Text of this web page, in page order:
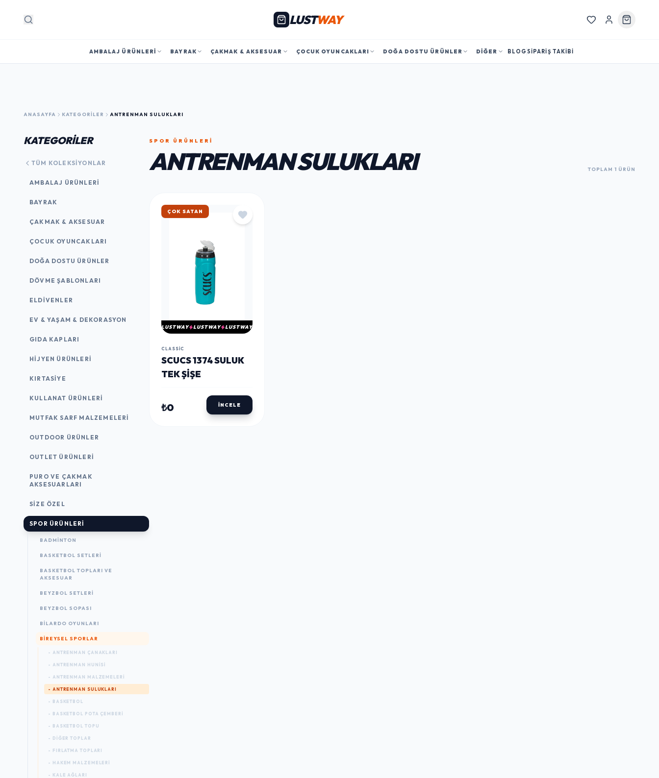
Arama LUSTWAY
AMBALAJ ÜRÜNLERI BAYRAK ÇAKMAK & AKSESUAR ÇOCUK OYUNCAKLARI DOĞA DOSTU ÜRÜNLER DİĞER BLOG SİPARİŞ TAKİBİ
ANASAYFA KATEGORILER ANTRENMAN SULUKLARI
KATEGORİLER
TÜM KOLEKSIYONLAR
AMBALAJ ÜRÜNLERI
BAYRAK
ÇAKMAK & AKSESUAR
ÇOCUK OYUNCAKLARI
DOĞA DOSTU ÜRÜNLER
DÖVME ŞABLONLARI
ELDIVENLER
EV & YAŞAM & DEKORASYON
GIDA KAPLARI
HIJYEN ÜRÜNLERI
KIRTASİYE
KULLANAT ÜRÜNLERI
MUTFAK SARF MALZEMELERI
OUTDOOR ÜRÜNLER
OUTLET ÜRÜNLERI
PURO VE ÇAKMAK
AKSESUARLARI
SIZE ÖZEL
SPOR ÜRÜNLERI
BADMINTON
BASKETBOL SETLERI
BASKETBOL TOPLARI VE
AKSESUAR
BEYZBOL SETLERI
BEYZBOL SOPASI
BILARDO OYUNLARI
BIREYSEL SPORLAR
- ANTRENMAN ÇANAKLARI
- ANTRENMAN HUNISI
- ANTRENMAN MALZEMELERI
- ANTRENMAN SULUKLARI
- BASKETBOL
- BASKETBOL POTA ÇEMBERI
- BASKETBOL TOPU
- DIĞER TOPLAR
- FIRLATMA TOPLARI
- HAKEM MALZEMELERI
- KALE AĞLARI
SPOR ÜRÜNLERI
ANTRENMAN SULUKLARI TOPLAM 1 ÜRÜN
ÇOK SATAN
LUSTWAY LUSTWAY LUSTWAY
CLASSIC
SCUCS 1374 SULUK
TEK ŞIŞE
₺0 İNCELE